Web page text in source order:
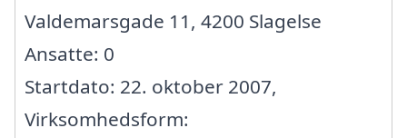
Valdemarsgade 11, 4200 Slagelse
Ansatte: 0
Startdato: 22. oktober 2007,
Virksomhedsform: